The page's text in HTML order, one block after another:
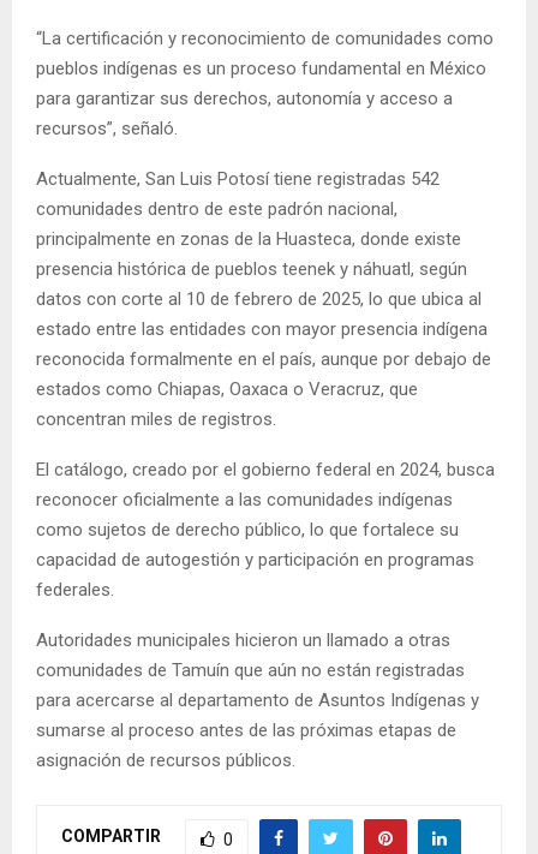
“La certificación y reconocimiento de comunidades como
pueblos indígenas es un proceso fundamental en México
para garantizar sus derechos, autonomía y acceso a
recursos”, señaló.
Actualmente, San Luis Potosí tiene registradas 542
comunidades dentro de este padrón nacional,
principalmente en zonas de la Huasteca, donde existe
presencia histórica de pueblos teenek y náhuatl, según
datos con corte al 10 de febrero de 2025, lo que ubica al
estado entre las entidades con mayor presencia indígena
reconocida formalmente en el país, aunque por debajo de
estados como Chiapas, Oaxaca o Veracruz, que
concentran miles de registros.
El catálogo, creado por el gobierno federal en 2024, busca
reconocer oficialmente a las comunidades indígenas
como sujetos de derecho público, lo que fortalece su
capacidad de autogestión y participación en programas
federales.
Autoridades municipales hicieron un llamado a otras
comunidades de Tamuín que aún no están registradas
para acercarse al departamento de Asuntos Indígenas y
sumarse al proceso antes de las próximas etapas de
asignación de recursos públicos.
COMPARTIR 0